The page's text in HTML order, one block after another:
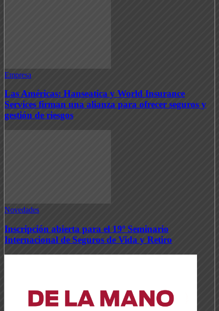
Empresa
Las Américas: Hanseatica y World Insurance
Services firman una alianza para ofrecer seguros y
gestión de riesgos
Novedades
Inscripción abierta para el 19º Seminario
Internacional de Seguros de Vida y Retiro